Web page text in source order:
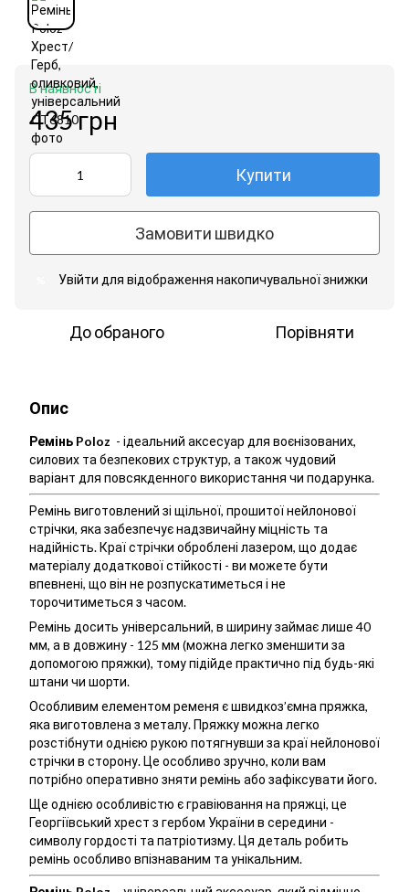
В наявності
435 грн
Купити
Замовити швидко
Увійти для відображення накопичувальної знижки
До обраного Порівняти
Опис
Ремінь Poloz - ідеальний аксесуар для воєнізованих,
силових та безпекових структур, а також чудовий
варіант для повсякденного використання чи подарунка.
Ремінь виготовлений зі щільної, прошитої нейлонової
стрічки, яка забезпечує надзвичайну міцність та
надійність. Краї стрічки оброблені лазером, що додає
матеріалу додаткової стійкості - ви можете бути
впевнені, що він не розпускатиметься і не
торочитиметься з часом.
Ремінь досить універсальний, в ширину займає лише 40
мм, а в довжину - 125 мм (можна легко зменшити за
допомогою пряжки), тому підійде практично під будь-які
штани чи шорти.
Особливим елементом ременя є швидкоз’ємна пряжка,
яка виготовлена з металу. Пряжку можна легко
розстібнути однією рукою потягнувши за краї нейлонової
стрічки в сторону. Це особливо зручно, коли вам
потрібно оперативно зняти ремінь або зафіксувати його.
Ще однією особливістю є гравіювання на пряжці, це
Георгіївський хрест з гербом України в середини -
символу гордості та патріотизму. Ця деталь робить
ремінь особливо впізнаваним та унікальним.